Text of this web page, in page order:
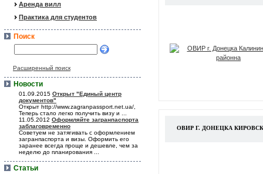
Аренда вилл
Практика для студентов
Поиск
Расширенный поиск
Новости
01.09.2015 Открыт "Единый центр
документов"
Открыт http://www.zagranpassport.net.ua/,
Теперь стало легко получить визу и ...
11.05.2012 Оформляйте загранпаспорта
заблаговременно
Советуем не затягивать с оформлением
загранпаспорта и визы. Оформить его
заранее всегда проще и дешевле, чем за
неделю до планирования ...
Статьи
ОВИР Г. ДОНЕЦКА